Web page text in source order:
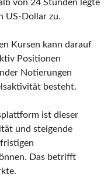
von 24 Stunden legte
US-Dollar zu.
Kursen kann darauf
Positionen
Notierungen
besteht.
ist dieser
und steigende
Das betrifft